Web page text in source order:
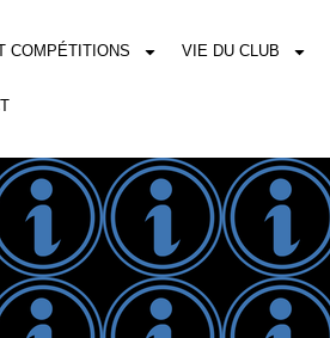
COMPÉTITIONS VIE DU CLUB